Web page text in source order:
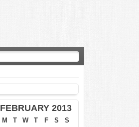
FEBRUARY 2013
M T W T F S S